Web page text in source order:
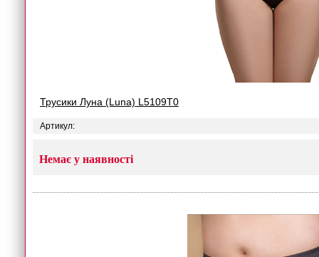
Трусики Луна (Luna) L5109T0
Артикул:
Немає у наявності